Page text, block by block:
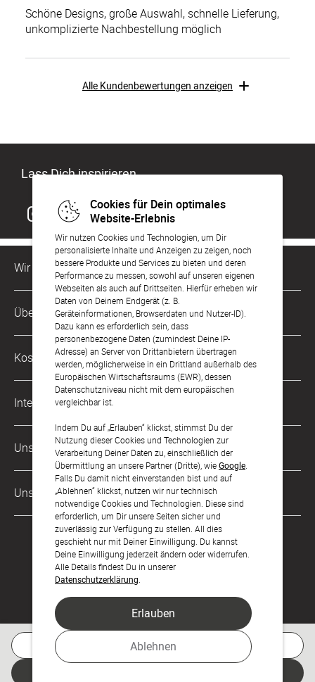
Cookies für Dein optimales
Website-Erlebnis
Wir nutzen Cookies und Technologien, um Dir
personalisierte Inhalte und Anzeigen zu zeigen, noch
bessere Produkte und Services zu bieten und deren
Performance zu messen, sowohl auf unseren eigenen
Webseiten als auch auf Drittseiten. Hierfür erheben wir
Daten von Deinem Endgerät (z. B.
Geräteinformationen, Browserdaten und Nutzer-ID).
Dazu kann es erforderlich sein, dass
personenbezogene Daten (zumindest Deine IP-
Adresse) an Server von Drittanbietern übertragen
werden, möglicherweise in ein Drittland außerhalb des
Europäischen Wirtschaftsraums (EWR), dessen
Datenschutzniveau nicht mit dem europäischen
vergleichbar ist.
Indem Du auf „Erlauben“ klickst, stimmst Du der
Nutzung dieser Cookies und Technologien zur
Verarbeitung Deiner Daten zu, einschließlich der
Übermittlung an unsere Partner (Dritte), wieGoogle
Falls Du damit nicht einverstanden bist und auf
„Ablehnen“ klickst, nutzen wir nur technisch
notwendige Cookies und Technologien. Diese sind
erforderlich, um Dir unsere Seiten sicher und
zuverlässig zur Verfügung zu stellen. All dies
geschieht nur mit Deiner Einwilligung. Du kannst
Deine Einwilligung jederzeit ändern oder widerrufen.
Alle Details findest Du in unserer
Datenschutzerklärung
Ablehnen
Erlauben
Kostenlose Musterkarte
Schöne Designs, große Auswahl, schnelle Lieferung,
unkomplizierte Nachbestellung möglich
Alle Kundenbewertungen anzeigen
Lass Dich inspirieren
Wir sind für Dich da
Kundenservice-Hotline
0221 956 725 10
Mo. - Fr. von 9 bis 17 Uhr
kontakt@sendmoments.de
Über Uns
Philosophie
Karriere
Impressum
AGB & Widerrufsrecht
Zahlung & Versand
Datenschutz
Barrierefreiheitserklärung
LLM's
Kostenlose Services
Musterkarten
Digitale Gästelisten
FAQ & Hilfe
International
Österreich
Schweiz
Frankreich
Unsere Zahlungsarten
Unsere Partner
Feier den Moment.